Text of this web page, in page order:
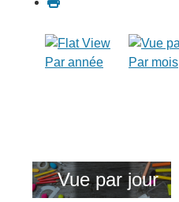
Par année Par mois
Vue par jour